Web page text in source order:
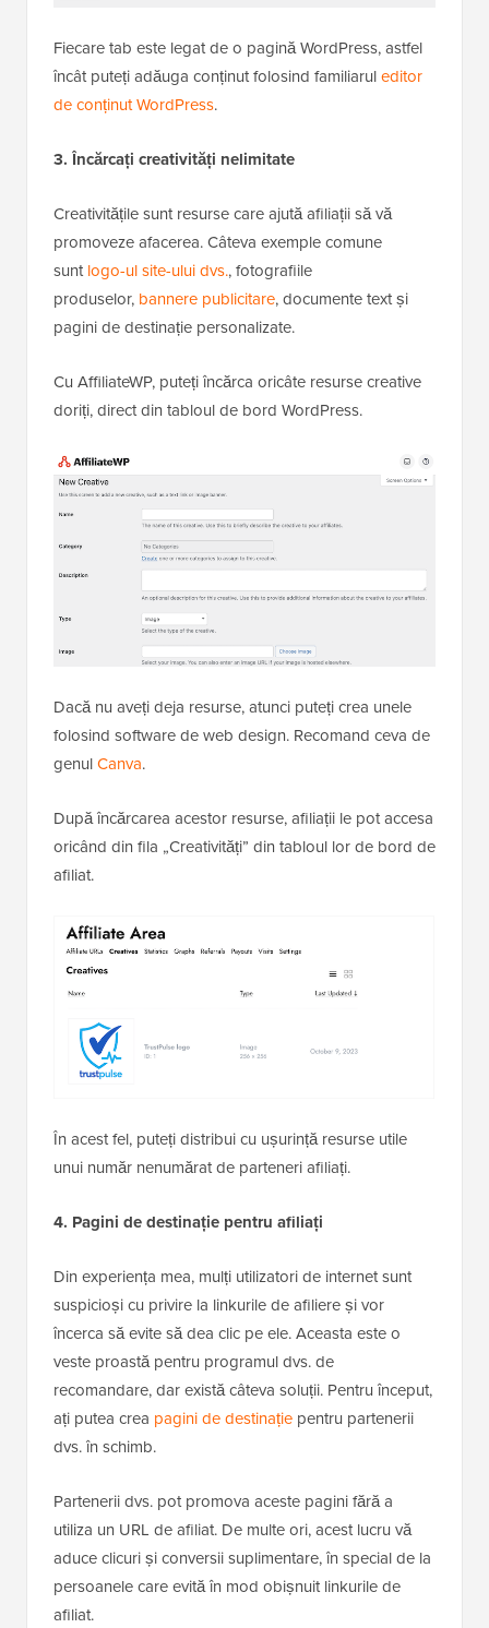
Fiecare tab este legat de o pagină WordPress, astfel
încât puteți adăuga conținut folosind familiaruleditor
de conținut WordPress.
3. Încărcați creativități nelimitate
Creativitățile sunt resurse care ajută afiliații să vă
promoveze afacerea. Câteva exemple comune
suntlogo-ul site-ului dvs., fotografiile
produselor, bannere publicitare, documente text și
pagini de destinație personalizate.
Cu AffiliateWP, puteți încărca oricâte resurse creative
doriți, direct din tabloul de bord WordPress.
Dacă nu aveți deja resurse, atunci puteți crea unele
folosind software de web design. Recomand ceva de
genulCanva.
După încărcarea acestor resurse, afiliații le pot accesa
oricând din fila „Creativități” din tabloul lor de bord de
afiliat.
În acest fel, puteți distribui cu ușurință resurse utile
unui număr nenumărat de parteneri afiliați.
4. Pagini de destinație pentru afiliați
Din experiența mea, mulți utilizatori de internet sunt
suspicioși cu privire la linkurile de afiliere și vor
încerca să evite să dea clic pe ele. Aceasta este o
veste proastă pentru programul dvs. de
recomandare, dar există câteva soluții. Pentru început,
ați putea crea pagini de destinație pentru partenerii
dvs. în schimb.
Partenerii dvs. pot promova aceste pagini fără a
utiliza un URL de afiliat. De multe ori, acest lucru vă
aduce clicuri și conversii suplimentare, în special de la
persoanele care evită în mod obișnuit linkurile de
afiliat.